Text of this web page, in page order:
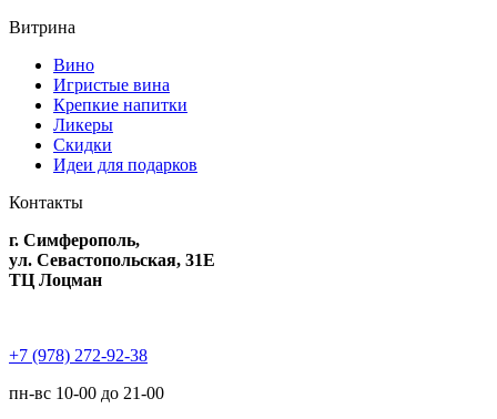
Витрина
Вино
Игристые вина
Крепкие напитки
Ликеры
Скидки
Идеи для подарков
Контакты
г. Симферополь,
ул. Севастопольская, 31Е
ТЦ Лоцман
+7 (978) 272-92-38
пн-вс 10-00 до 21-00